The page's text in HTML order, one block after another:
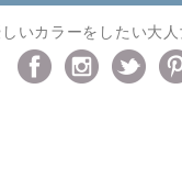
いカラーをしたい大人